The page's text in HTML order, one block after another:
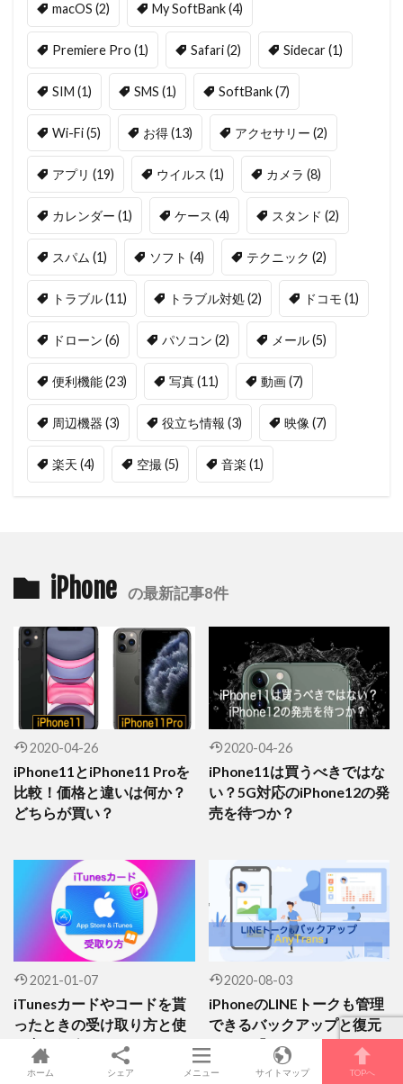
macOS (2) My SoftBank(4)
Premiere Pro (1) Safari(2) Sidecar(1)
SIM (1) SMS (1) SoftBank(7)
Wi-Fi(5) お得(13) アクセサリー (2)
アプリ (19) ウイルス (1) カメラ (8)
カレンダー (1) ケース (4) スタンド (2)
スパム (1) ソフト (4) テクニック (2)
トラブル(11) トラブル対処(2) ドコモ (1)
ドローン (6) パソコン (2) メール(5)
便利機能(23) 写真(11) 動画(7)
周辺機器 (3) 役立ち情報 (3) 映像 (7)
楽天 (4) 空撮(5) 音楽 (1)
iPhone の最新記事8件
2020-04-26
iPhone11とiPhone11 Proを
比較！価格と違いは何か？
どちらが買い？
2020-04-26
iPhone11は買うべきではな
い？5G対応のiPhone12の発
売を待つか？
2021-01-07
iTunesカードやコードを貰
ったときの受け取り方と使
い方を紹介
2020-08-03
iPhoneのLINEトークも管理
できるバックアップと復元
ソフト「AnyTrans」
ホーム シェア メニュー サイトマップ TOPへ